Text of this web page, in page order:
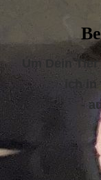
Um Dein
ich
-